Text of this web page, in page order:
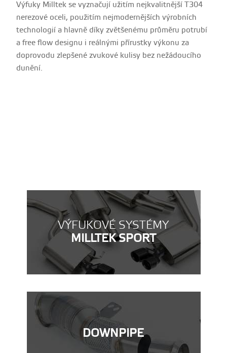
Výfuky Milltek se vyznačují užitím nejkvalitnější T304
nerezové oceli, použitím nejmodernějších výrobních
technologií a hlavně díky zvětšenému průměru potrubí
a free flow designu i reálnými přírustky výkonu za
doprovodu zlepšené zvukové kulisy bez nežádoucího
dunění.
VÝFUKOVÉ SYSTÉMY
MILLTEK SPORT
DOWNPIPE